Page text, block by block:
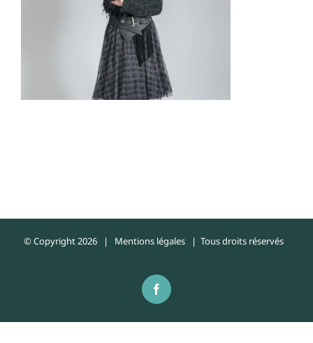
© Copyright2026 | Mentions légales| Tous droits réservés
Facebook